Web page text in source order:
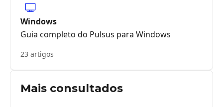
Windows
Guia completo do Pulsus para Windows
23 artigos
Mais consultados